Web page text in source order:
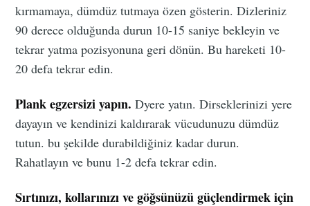
kırmamaya, dümdüz tutmaya özen gösterin. Dizleriniz
90 derece olduğunda durun 10-15 saniye bekleyin ve
tekrar yatma pozisyonuna geri dönün. Bu hareketi 10-
20 defa tekrar edin.
Plank egzersizi yapın. Dyere yatın. Dirseklerinizi yere
dayayın ve kendinizi kaldırarak vücudunuzu dümdüz
tutun. bu şekilde durabildiğiniz kadar durun.
Rahatlayın ve bunu 1-2 defa tekrar edin.
Sırtınızı, kollarınızı ve göğsünüzü güçlendirmek için